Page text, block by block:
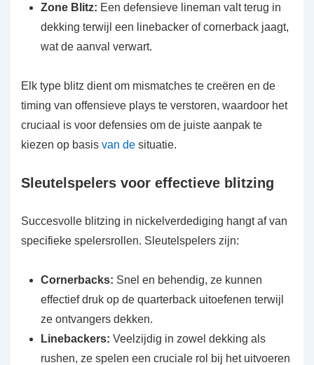
Zone Blitz: Een defensieve lineman valt terug in
dekking terwijl een linebacker of cornerback jaagt,
wat de aanval verwart.
Elk type blitz dient om mismatches te creëren en de
timing van offensieve plays te verstoren, waardoor het
cruciaal is voor defensies om de juiste aanpak te
kiezen op basis van de situatie.
Sleutelspelers voor effectieve blitzing
Succesvolle blitzing in nickelverdediging hangt af van
specifieke spelersrollen. Sleutelspelers zijn:
Cornerbacks: Snel en behendig, ze kunnen
effectief druk op de quarterback uitoefenen terwijl
ze ontvangers dekken.
Linebackers: Veelzijdig in zowel dekking als
rushen, ze spelen een cruciale rol bij het uitvoeren